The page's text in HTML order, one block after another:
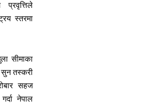
स्तरमा
सीमाका
तस्करी
सहज
नेपाल